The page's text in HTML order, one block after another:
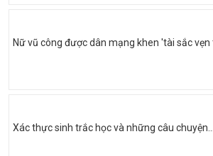
Nữ vũ công được dân mạng khen 'tài sắc vẹn
Xác thực sinh trắc học và những câu